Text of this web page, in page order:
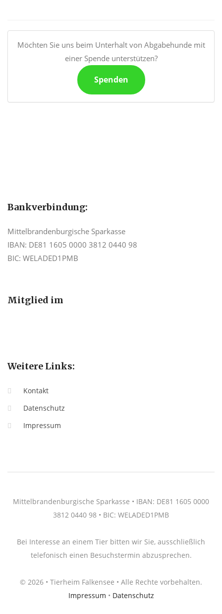
Möchten Sie uns beim Unterhalt von Abgabehunde mit
einer Spende unterstützen?
Spenden
Bankverbindung:
Mittelbrandenburgische Sparkasse
IBAN: DE81 1605 0000 3812 0440 98
BIC: WELADED1PMB
Mitglied im
Weitere Links:
Kontakt
Datenschutz
Impressum
Mittelbrandenburgische Sparkasse • IBAN: DE81 1605 0000
3812 0440 98 • BIC: WELADED1PMB
Bei Interesse an einem Tier bitten wir Sie, ausschließlich
telefonisch einen Besuchstermin abzusprechen.
© 2026 • Tierheim Falkensee • Alle Rechte vorbehalten.
Impressum • Datenschutz